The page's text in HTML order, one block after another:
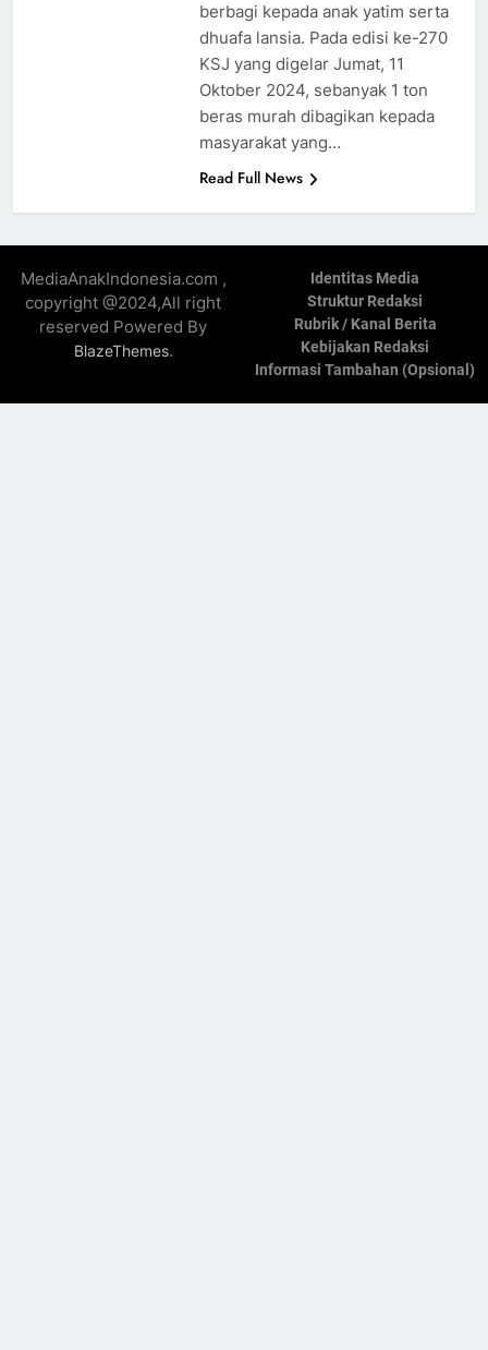
berbagi kepada anak yatim serta
dhuafa lansia. Pada edisi ke-270
KSJ yang digelar Jumat, 11
Oktober 2024, sebanyak 1 ton
beras murah dibagikan kepada
masyarakat yang…
Read Full News
MediaAnakIndonesia.com ,
copyright @2024,All right
reserved Powered By
BlazeThemes.
Identitas Media
Struktur Redaksi
Rubrik / Kanal Berita
Kebijakan Redaksi
Informasi Tambahan (Opsional)